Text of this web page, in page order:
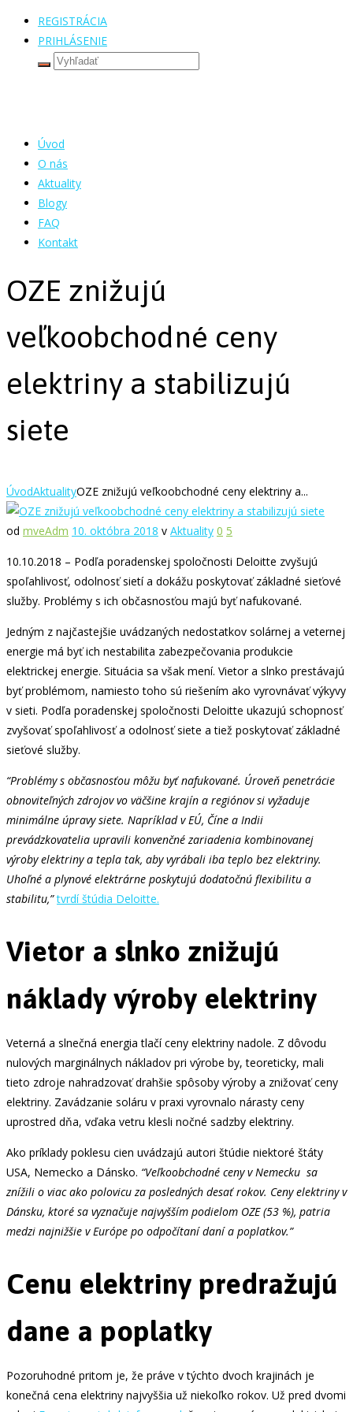
REGISTRÁCIA
PRIHLÁSENIE
Úvod
O nás
Aktuality
Blogy
FAQ
Kontakt
OZE znižujú
veľkoobchodné ceny
elektriny a stabilizujú
siete
ÚvodAktualityOZE znižujú veľkoobchodné ceny elektriny a...
od mveAdm 10. októbra 2018 v Aktuality 0 5
10.10.2018 – Podľa poradenskej spoločnosti Deloitte zvyšujú
spoľahlivosť, odolnosť sietí a dokážu poskytovať základné sieťové
služby. Problémy s ich občasnosťou majú byť nafukované.
Jedným z najčastejšie uvádzaných nedostatkov solárnej a veternej
energie má byť ich nestabilita zabezpečovania produkcie
elektrickej energie. Situácia sa však mení. Vietor a slnko prestávajú
byť problémom, namiesto toho sú riešením ako vyrovnávať výkyvy
v sieti. Podľa poradenskej spoločnosti Deloitte ukazujú schopnosť
zvyšovať spoľahlivosť a odolnosť siete a tiež poskytovať základné
sieťové služby.
“Problémy s občasnosťou môžu byť nafukované. Úroveň penetrácie
obnoviteľných zdrojov vo väčšine krajín a regiónov si vyžaduje
minimálne úpravy siete. Napríklad v EÚ, Číne a Indii
prevádzkovatelia upravili konvenčné zariadenia kombinovanej
výroby elektriny a tepla tak, aby vyrábali iba teplo bez elektriny.
Uhoľné a plynové elektrárne poskytujú dodatočnú flexibilitu a
stabilitu,” tvrdí štúdia Deloitte.
Vietor a slnko znižujú
náklady výroby elektriny
Veterná a slnečná energia tlačí ceny elektriny nadole. Z dôvodu
nulových marginálnych nákladov pri výrobe by, teoreticky, mali
tieto zdroje nahradzovať drahšie spôsoby výroby a znižovať ceny
elektriny. Zavádzanie soláru v praxi vyrovnalo nárasty ceny
uprostred dňa, vďaka vetru klesli nočné sadzby elektriny.
Ako príklady poklesu cien uvádzajú autori štúdie niektoré štáty
USA, Nemecko a Dánsko. “Veľkoobchodné ceny v Nemecku sa
znížili o viac ako polovicu za posledných desať rokov. Ceny elektriny v
Dánsku, ktoré sa vyznačuje najvyšším podielom OZE (53 %), patria
medzi najnižšie v Európe po odpočítaní daní a poplatkov.”
Cenu elektriny predražujú
dane a poplatky
Pozoruhodné pritom je, že práve v týchto dvoch krajinách je
konečná cena elektriny najvyššia už niekoľko rokov. Už pred dvomi